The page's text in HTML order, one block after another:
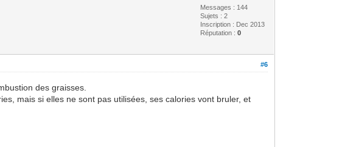
Messages : 144
Sujets : 2
Inscription : Dec 2013
Réputation :0
#6
des graisses.
mais si elles ne sont pas utilisées, ses calories vont bruler, et